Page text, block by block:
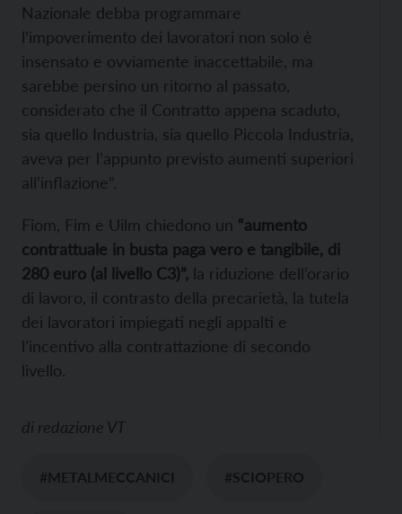
Nazionale debba programmare
l’impoverimento dei lavoratori non solo è
insensato e ovviamente inaccettabile, ma
sarebbe persino un ritorno al passato,
considerato che il Contratto appena scaduto,
sia quello Industria, sia quello Piccola Industria,
aveva per l’appunto previsto aumenti superiori
all’inflazione”.
Fiom, Fim e Uilm chiedono un “aumento
contrattuale in busta paga vero e tangibile, di
280 euro (al livello C3)”, la riduzione dell’orario
di lavoro, il contrasto della precarietà, la tutela
dei lavoratori impiegati negli appalti e
l’incentivo alla contrattazione di secondo
livello.
di redazione VT
#METALMECCANICI #SCIOPERO